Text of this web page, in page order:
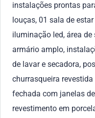
instalações prontas
louças, 01 sala de
iluminação led, área
armário amplo,
de lavar e secadora,
churrasqueira
fechada com janelas
revestimento em